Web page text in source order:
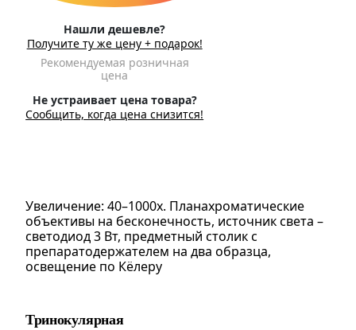
Нашли дешевле?
Получите ту же цену + подарок!
Рекомендуемая розничная
цена
Не устраивает цена товара?
Сообщить, когда цена снизится!
Увеличение: 40–1000х. Планахроматические
объективы на бесконечность, источник света –
светодиод 3 Вт, предметный столик с
препаратодержателем на два образца,
освещение по Кёлеру
Тринокулярная